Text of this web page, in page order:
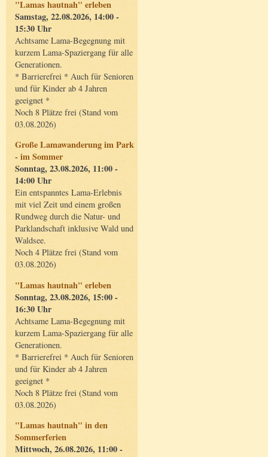
"Lamas hautnah" erleben
Samstag, 22.08.2026, 14:00 -
15:30 Uhr
Achtsame Lama-Begegnung mit
kurzem Lama-Spaziergang für alle
Generationen.
* Barrierefrei * Auch für Senioren
und für Kinder ab 4 Jahren
geeignet *
Noch 8 Plätze frei (Stand vom
03.08.2026)
Große Lamawanderung im Park
- im Sommer
Sonntag, 23.08.2026, 11:00 -
14:00 Uhr
Ein entspanntes Lama-Erlebnis
mit viel Zeit und einem großen
Rundweg durch die Natur- und
Parklandschaft inklusive Wald und
Waldsee.
Noch 4 Plätze frei (Stand vom
03.08.2026)
"Lamas hautnah" erleben
Sonntag, 23.08.2026, 15:00 -
16:30 Uhr
Achtsame Lama-Begegnung mit
kurzem Lama-Spaziergang für alle
Generationen.
* Barrierefrei * Auch für Senioren
und für Kinder ab 4 Jahren
geeignet *
Noch 8 Plätze frei (Stand vom
03.08.2026)
"Lamas hautnah" in den
Sommerferien
Mittwoch, 26.08.2026, 11:00 -